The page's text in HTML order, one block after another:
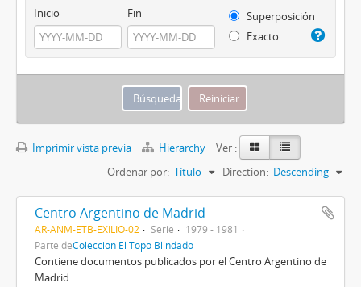
Inicio Fin
Superposición
Exacto
Imprimir vista previa Hierarchy
Ver :
Ordenar por: Título Direction: Descending
Centro Argentino de Madrid
AR-ANM-ETB-EXILIO-02 Serie
1979 - 1981
Parte deColección El Topo Blindado
Contiene documentos publicados por el Centro Argentino de
Madrid.